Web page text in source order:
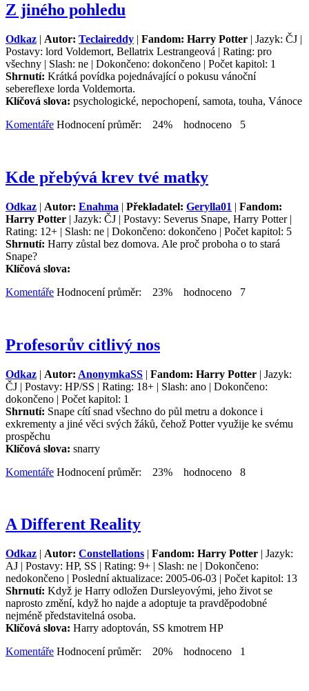
Z jiného pohledu
Odkaz | Autor: Teclaireddy | Fandom: Harry Potter | Jazyk: ČJ |
Postavy: lord Voldemort, Bellatrix Lestrangeová | Rating: pro
všechny | Slash: ne | Dokončeno: dokončeno | Počet kapitol: 1
Shrnutí: Krátká povídka pojednávající o pokusu vánoční
sebereflexe lorda Voldemorta.
Klíčová slova: psychologické, nepochopení, samota, touha, Vánoce
Komentáře Hodnocení průměr: 24% hodnoceno 5
Kde přebývá krev tvé matky
Odkaz | Autor: Enahma | Překladatel: Gerylla01 | Fandom:
Harry Potter | Jazyk: ČJ | Postavy: Severus Snape, Harry Potter |
Rating: 12+ | Slash: ne | Dokončeno: dokončeno | Počet kapitol: 5
Shrnutí: Harry zůstal bez domova. Ale proč proboha o to stará
Snape?
Klíčová slova:
Komentáře Hodnocení průměr: 23% hodnoceno 7
Profesorův citlivý nos
Odkaz | Autor: AnonymkaSS | Fandom: Harry Potter | Jazyk:
ČJ | Postavy: HP/SS | Rating: 18+ | Slash: ano | Dokončeno:
dokončeno | Počet kapitol: 1
Shrnutí: Snape cítí snad všechno do půl metru a dokonce i
exkrementy a jiné věci svých žáků, čehož Potter využije ke svému
prospěchu
Klíčová slova: snarry
Komentáře Hodnocení průměr: 23% hodnoceno 8
A Different Reality
Odkaz | Autor: Constellations | Fandom: Harry Potter | Jazyk:
AJ | Postavy: HP, SS | Rating: 9+ | Slash: ne | Dokončeno:
nedokončeno | Poslední aktualizace: 2005-06-03 | Počet kapitol: 13
Shrnutí: Když je Harry odložen Dursleyovými, jeho život se
naprosto změní, když ho najde a adoptuje ta pravděpodobné
nejméně představitelná osoba.
Klíčová slova: Harry adoptován, SS kmotrem HP
Komentáře Hodnocení průměr: 20% hodnoceno 1